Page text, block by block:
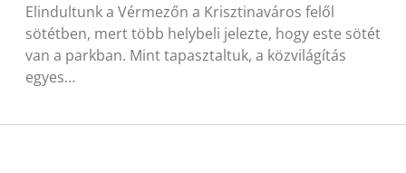
Elindultunk a Vérmezőn a Krisztinaváros felől
sötétben, mert több helybeli jelezte, hogy este sötét
van a parkban. Mint tapasztaltuk, a közvilágítás
egyes…